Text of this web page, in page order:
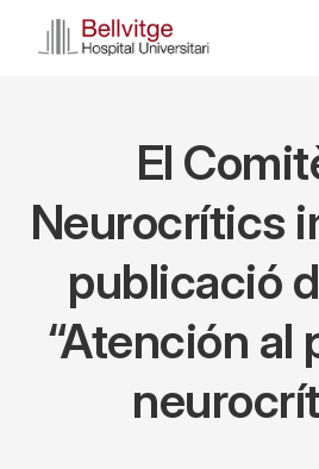
El
Neurocrítics
publicació
“Atención al